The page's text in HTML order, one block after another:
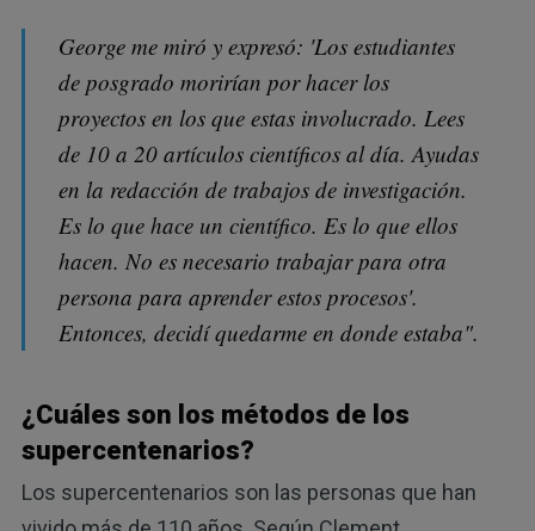
George me miró y expresó: 'Los estudiantes
de posgrado morirían por hacer los
proyectos en los que estas involucrado. Lees
de 10 a 20 artículos científicos al día. Ayudas
en la redacción de trabajos de investigación.
Es lo que hace un científico. Es lo que ellos
hacen. No es necesario trabajar para otra
persona para aprender estos procesos'.
Entonces, decidí quedarme en donde estaba".
¿Cuáles son los métodos de los
supercentenarios?
Los supercentenarios son las personas que han